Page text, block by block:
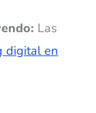
Las
digital en